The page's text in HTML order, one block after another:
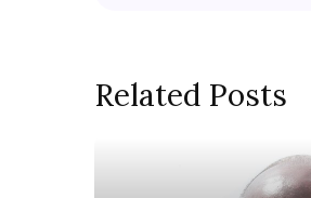
Related Posts